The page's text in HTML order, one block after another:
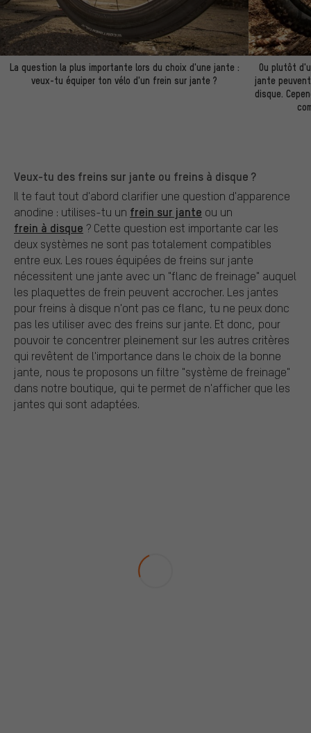
La question la plus importante lors du choix d'une jante :
veux-tu équiper ton vélo d'un frein sur jante ?
Ou plutôt
jante
disque.
Veux-tu des freins sur jante ou freins à disque ?
Il te faut tout d'abord clarifier une question d'apparence
anodine : utilises-tu un frein sur jante ou un
frein à disque ? Cette question est importante car les
deux systèmes ne sont pas totalement compatibles
entre eux. Les roues équipées de freins sur jante
nécessitent une jante avec un "flanc de freinage" auquel
les plaquettes de frein peuvent accrocher. Les jantes
pour freins à disque n'ont pas ce flanc, tu ne peux donc
pas les utiliser avec des freins sur jante. Et donc, pour
pouvoir te concentrer pleinement sur les autres critères
qui revêtent de l'importance dans le choix de la bonne
jante, nous te proposons un filtre "système de freinage"
dans notre boutique, qui te permet de n'afficher que les
jantes qui sont adaptées.